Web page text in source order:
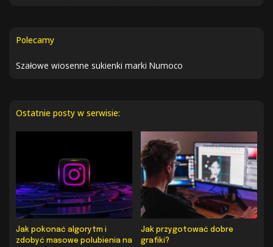
Polecamy
Szałowe wiosenne sukienki marki Numoco
Ostatnie posty w serwisie:
Jak pokonać algorytm i
zdobyć masowe polubienia na
Jak przygotować dobre
grafiki?